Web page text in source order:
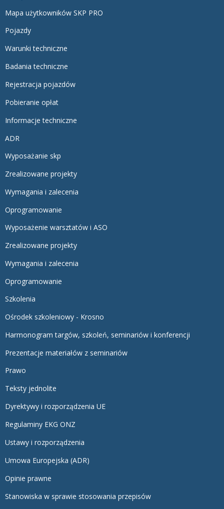
Mapa użytkowników SKP PRO
Pojazdy
Warunki techniczne
Badania techniczne
Rejestracja pojazdów
Pobieranie opłat
Informacje techniczne
ADR
Wyposażanie skp
Zrealizowane projekty
Wymagania i zalecenia
Oprogramowanie
Wyposażenie warsztatów i ASO
Zrealizowane projekty
Wymagania i zalecenia
Oprogramowanie
Szkolenia
Ośrodek szkoleniowy - Krosno
Harmonogram targów, szkoleń, seminariów i konferencji
Prezentacje materiałów z seminariów
Prawo
Teksty jednolite
Dyrektywy i rozporządzenia UE
Regulaminy EKG ONZ
Ustawy i rozporządzenia
Umowa Europejska (ADR)
Opinie prawne
Stanowiska w sprawie stosowania przepisów